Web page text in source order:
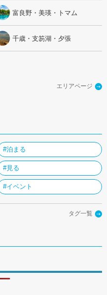
富良野・美瑛・トマム
千歳・支笏湖・夕張
エリアページ
#泊まる
#見る
#イベント
タグ一覧